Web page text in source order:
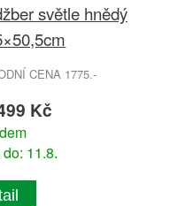
světle hnědý
CENA 1775.-
Kč
11.8.